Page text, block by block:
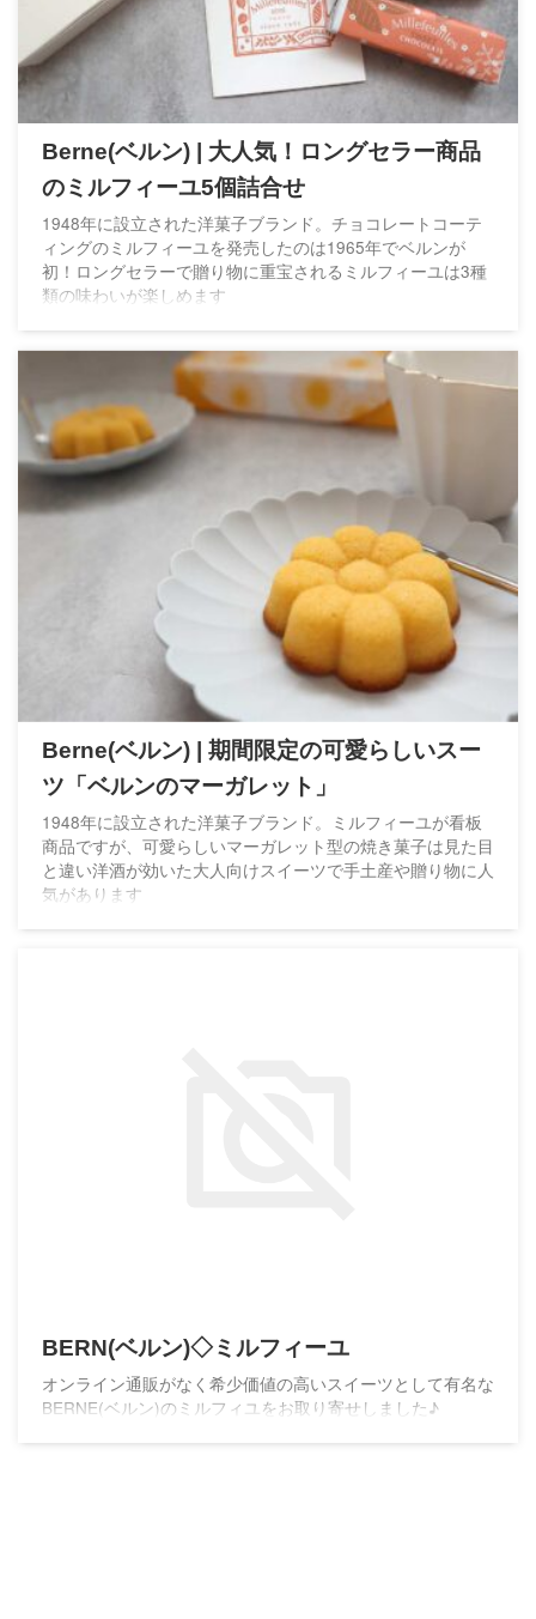
Berne(ベルン) | 大人気！ロングセラー商品
のミルフィーユ5個詰合せ
1948年に設立された洋菓子ブランド。チョコレートコーテ
ィングのミルフィーユを発売したのは1965年でベルンが
初！ロングセラーで贈り物に重宝されるミルフィーユは3種
類の味わいが楽しめます
Berne(ベルン) | 期間限定の可愛らしいスー
ツ「ベルンのマーガレット」
1948年に設立された洋菓子ブランド。ミルフィーユが看板
商品ですが、可愛らしいマーガレット型の焼き菓子は見た目
と違い洋酒が効いた大人向けスイーツで手土産や贈り物に人
気があります
BERN(ベルン)◇ミルフィーユ
オンライン通販がなく希少価値の高いスイーツとして有名な
BERNE(ベルン)のミルフィユをお取り寄せしました♪